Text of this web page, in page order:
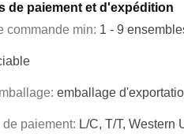
de paiement et d'expédition
commande min: 1 - 9
emballage
paiement: L/C, T/T, Western